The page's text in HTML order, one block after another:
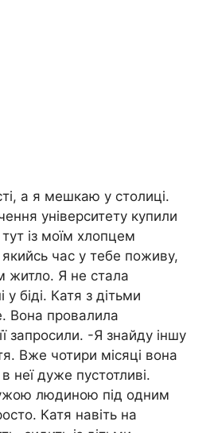
а я мешкаю у столиці.
університету купили
із моїм хлопцем
час у тебе поживу,
житло. Я не стала
біді. Катя з дітьми
Вона провалила
запросили. -Я знайду іншу
Вже чотири місяці вона
неї дуже пустотливі.
людиною під одним
Катя навіть на